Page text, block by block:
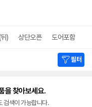
) 상단오픈 도어포함
필터
을 찾아보세요.
검색이 가능합니다.